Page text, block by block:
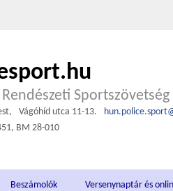
Sportszövetség
Vágóhíd utca 11-13.
BM 28-010
Beszámolók Versenynaptár és